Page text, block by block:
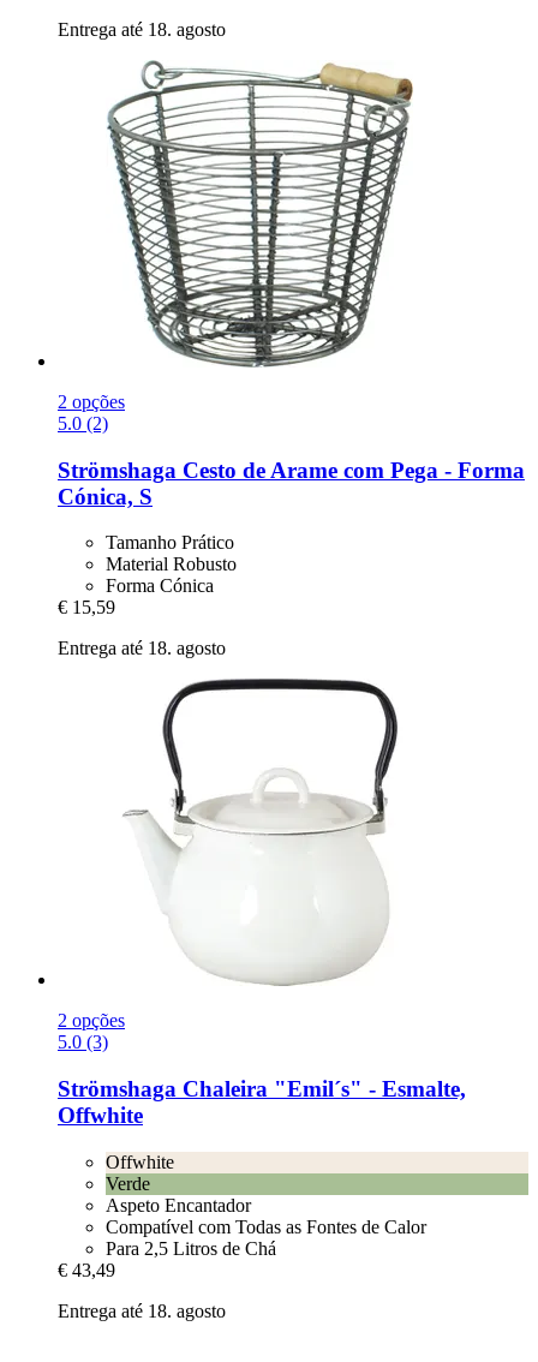
Entrega até 18. agosto
2 opções
5.0 (2)
Strömshaga Cesto de Arame com Pega -​ Forma
Cónica, S
Tamanho Prático
Material Robusto
Forma Cónica
€ 15,59
Entrega até 18. agosto
2 opções
5.0 (3)
Strömshaga Chaleira "Emil´s" -​ Esmalte,
Offwhite
Offwhite
Verde
Aspeto Encantador
Compatível com Todas as Fontes de Calor
Para 2,5 Litros de Chá
€ 43,49
Entrega até 18. agosto